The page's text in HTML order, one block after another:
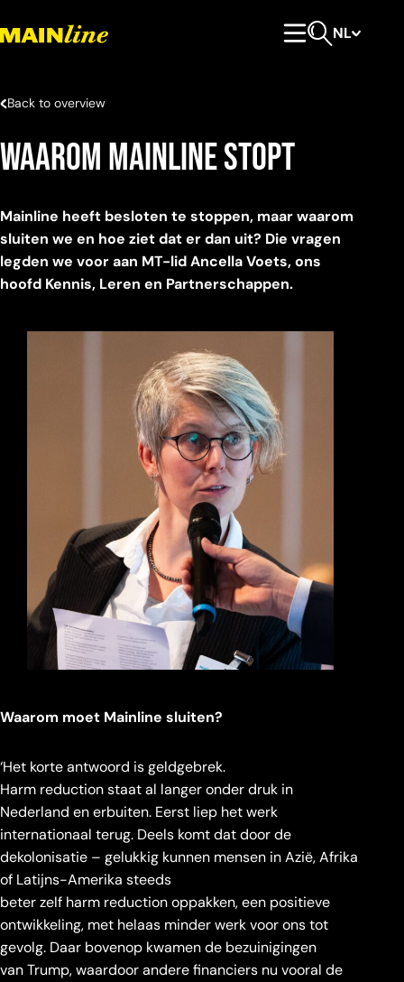
NL
Back to overview
Waarom Mainline stopt
Mainline heeft besloten te stoppen, maar waarom
sluiten we en hoe ziet dat er dan uit? Die vragen
legden we voor aan MT-lid Ancella Voets, ons
hoofd Kennis, Leren en Partnerschappen.
Waarom moet Mainline sluiten?
‘Het korte antwoord is geldgebrek.
Harm reduction staat al langer onder druk in
Nederland en erbuiten. Eerst liep het werk
internationaal terug. Deels komt dat door de
dekolonisatie – gelukkig kunnen mensen in Azië, Afrika
of Latijns-Amerika steeds
beter zelf harm reduction oppakken, een positieve
ontwikkeling, met helaas minder werk voor ons tot
gevolg. Daar bovenop kwamen de bezuinigingen
van Trump, waardoor andere financiers nu vooral de